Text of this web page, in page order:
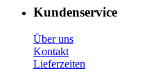
Kundenservice
Über uns
Kontakt
Lieferzeiten